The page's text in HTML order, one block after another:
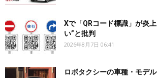
Xで「QRコード標識」が炎
い”と批判
2026年8月7日 06:41
ロボタクシーの車種・モデル